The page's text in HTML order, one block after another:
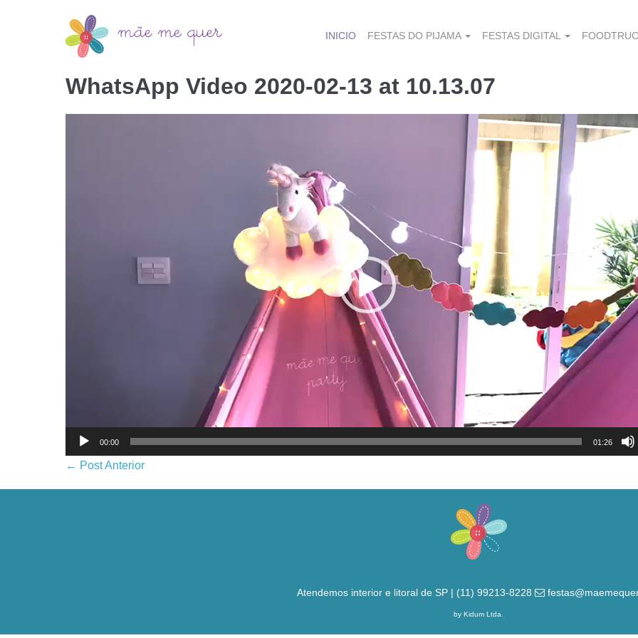
INICIO FESTAS DO PIJAMA FESTAS DIGITAL
WhatsApp Video 2020-02-13 at 10.13.07
00:00 01:26
← Post Anterior
Atendemos interior e litoral de SP | (11) 99213-8228
by Kidum Ltda.